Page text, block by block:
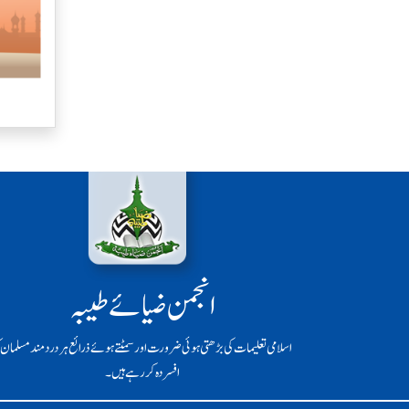
انجمن ضیائے طیبہ
اسلامی تعلیمات کی بڑھتی ہوئی ضرورت اور سمٹتے ہوئے ذرائع ہر دردمند
افسردہ کر رہے ہیں۔